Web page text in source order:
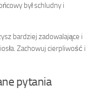
był schludny i
bardziej zadowalające i
Zachowuj cierpliwość i
pytania